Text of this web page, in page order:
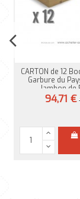
CARTON de 12
Garbure du
Jambon de
94,71 €